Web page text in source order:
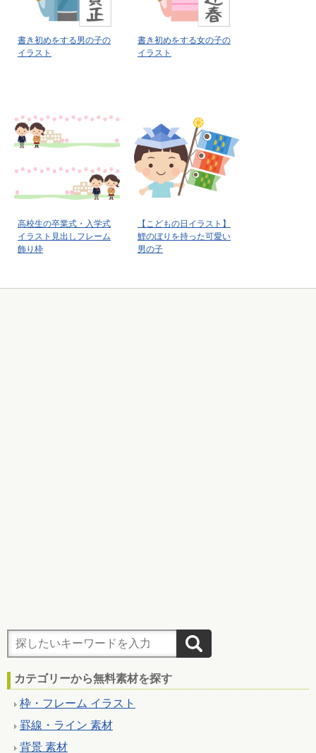
書き初めをする男の子の
イラスト
書き初めをする女の子の
イラスト
高校生の卒業式・入学式
イラスト見出しフレーム
飾り枠
【こどもの日イラスト】
鯉のぼりを持った可愛い
男の子
カテゴリーから無料素材を探す
枠・フレーム イラスト
罫線・ライン 素材
背景 素材